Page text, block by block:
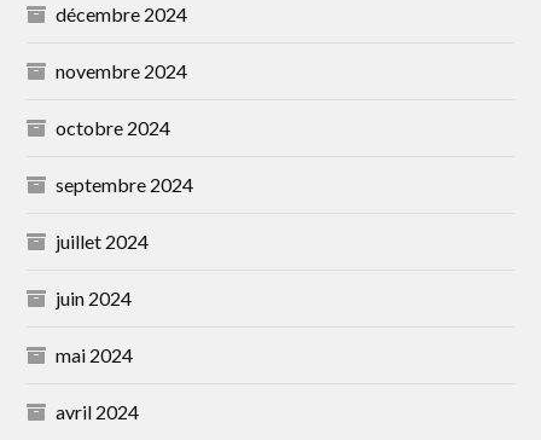
décembre 2024
novembre 2024
octobre 2024
septembre 2024
juillet 2024
juin 2024
mai 2024
avril 2024